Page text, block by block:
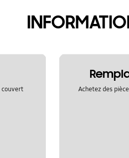
couvert
Achetez des